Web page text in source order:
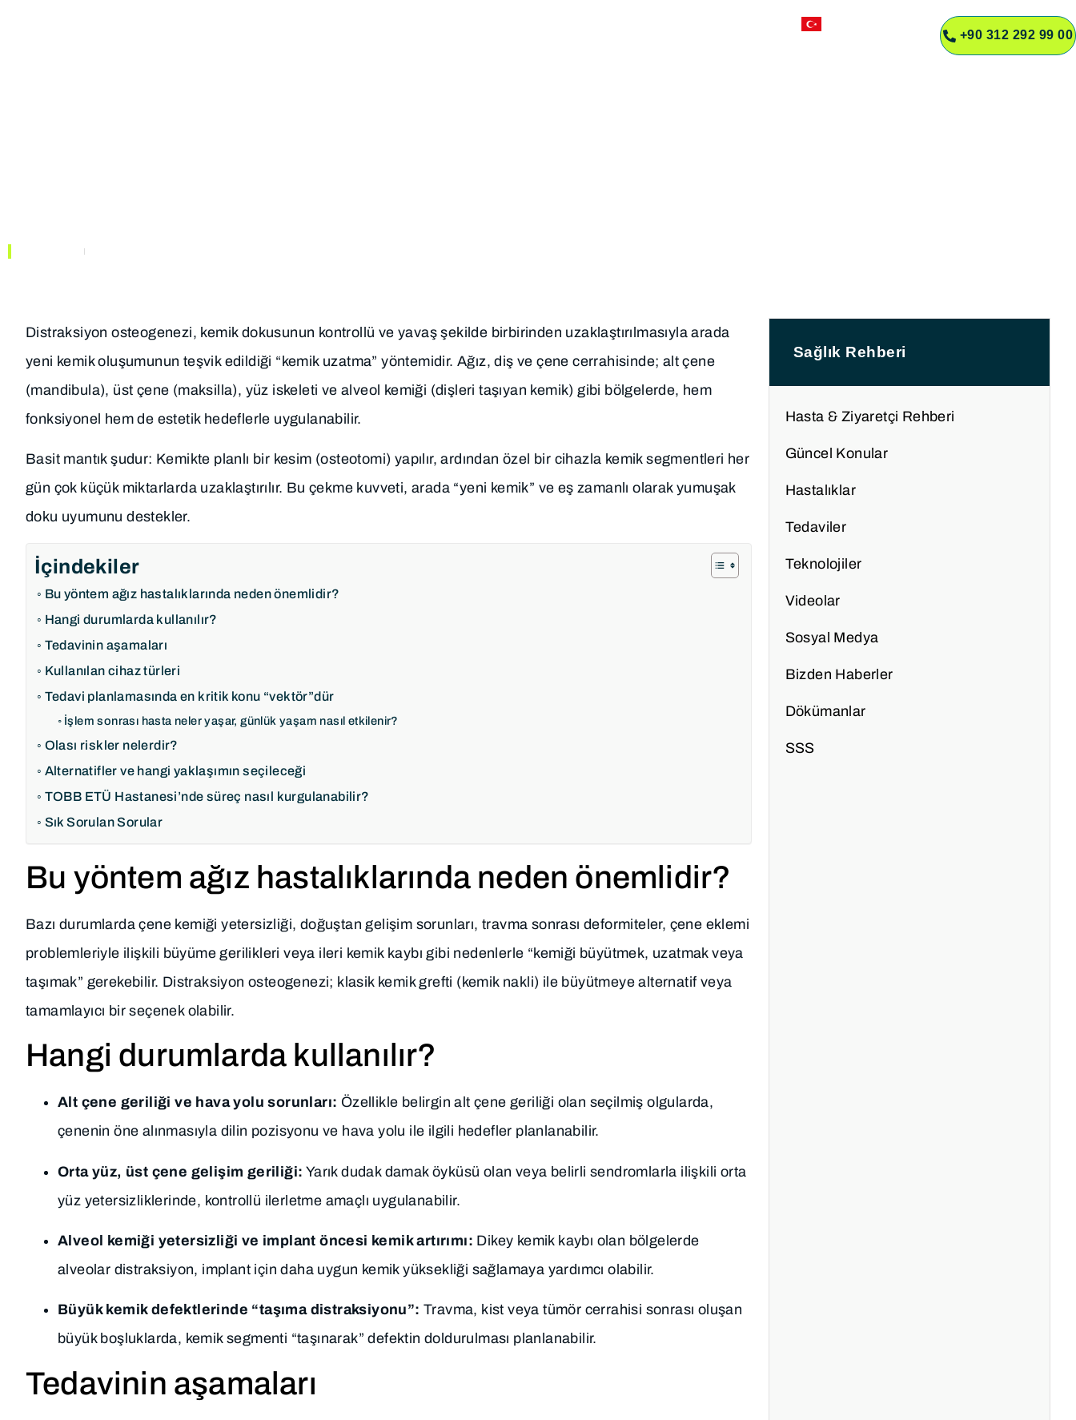
+90 312 292 99 00
Distraksiyon osteogenezi, kemik dokusunun kontrollü ve yavaş şekilde birbirinden uzaklaştırılmasıyla arada
yeni kemik oluşumunun teşvik edildiği “kemik uzatma” yöntemidir. Ağız, diş ve çene cerrahisinde; alt çene
(mandibula), üst çene (maksilla), yüz iskeleti ve alveol kemiği (dişleri taşıyan kemik) gibi bölgelerde, hem
fonksiyonel hem de estetik hedeflerle uygulanabilir.
Basit mantık şudur: Kemikte planlı bir kesim (osteotomi) yapılır, ardından özel bir cihazla kemik segmentleri her
gün çok küçük miktarlarda uzaklaştırılır. Bu çekme kuvveti, arada “yeni kemik” ve eş zamanlı olarak yumuşak
doku uyumunu destekler.
İçindekiler
Bu yöntem ağız hastalıklarında neden önemlidir?
Hangi durumlarda kullanılır?
Tedavinin aşamaları
Kullanılan cihaz türleri
Tedavi planlamasında en kritik konu “vektör”dür
İşlem sonrası hasta neler yaşar, günlük yaşam nasıl etkilenir?
Olası riskler nelerdir?
Alternatifler ve hangi yaklaşımın seçileceği
TOBB ETÜ Hastanesi’nde süreç nasıl kurgulanabilir?
Sık Sorulan Sorular
Bu yöntem ağız hastalıklarında neden önemlidir?
Bazı durumlarda çene kemiği yetersizliği, doğuştan gelişim sorunları, travma sonrası deformiteler, çene eklemi
problemleriyle ilişkili büyüme gerilikleri veya ileri kemik kaybı gibi nedenlerle “kemiği büyütmek, uzatmak veya
taşımak” gerekebilir. Distraksiyon osteogenezi; klasik kemik grefti (kemik nakli) ile büyütmeye alternatif veya
tamamlayıcı bir seçenek olabilir.
Hangi durumlarda kullanılır?
Alt çene geriliği ve hava yolu sorunları: Özellikle belirgin alt çene geriliği olan seçilmiş olgularda,
çenenin öne alınmasıyla dilin pozisyonu ve hava yolu ile ilgili hedefler planlanabilir.
Orta yüz, üst çene gelişim geriliği: Yarık dudak damak öyküsü olan veya belirli sendromlarla ilişkili orta
yüz yetersizliklerinde, kontrollü ilerletme amaçlı uygulanabilir.
Alveol kemiği yetersizliği ve implant öncesi kemik artırımı: Dikey kemik kaybı olan bölgelerde
alveolar distraksiyon, implant için daha uygun kemik yüksekliği sağlamaya yardımcı olabilir.
Büyük kemik defektlerinde “taşıma distraksiyonu”: Travma, kist veya tümör cerrahisi sonrası oluşan
büyük boşluklarda, kemik segmenti “taşınarak” defektin doldurulması planlanabilir.
Tedavinin aşamaları
Sağlık Rehberi
Hasta & Ziyaretçi Rehberi
Güncel Konular
Hastalıklar
Tedaviler
Teknolojiler
Videolar
Sosyal Medya
Bizden Haberler
Dökümanlar
SSS